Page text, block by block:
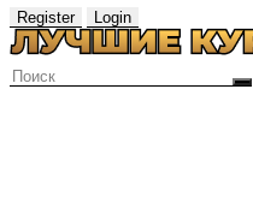
Register Login